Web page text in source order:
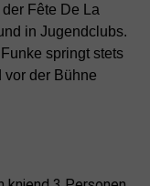
Fête De La
in Jugendclubs.
springt stets
der Bühne